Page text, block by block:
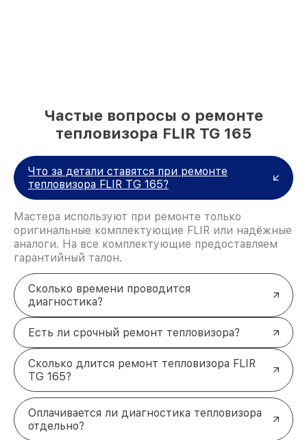
Частые вопросы о ремонте
тепловизора FLIR TG 165
Что за детали ставятся при ремонте
тепловизора FLIR TG 165?
Мастера используют при ремонте только
оригинальные комплектующие FLIR или надёжные
аналоги. На все комплектующие предоставляем
гарантийный талон.
Сколько времени проводится
диагностика?
Есть ли срочный ремонт тепловизора?
Сколько длится ремонт тепловизора FLIR
TG 165?
Оплачивается ли диагностика тепловизора
отдельно?